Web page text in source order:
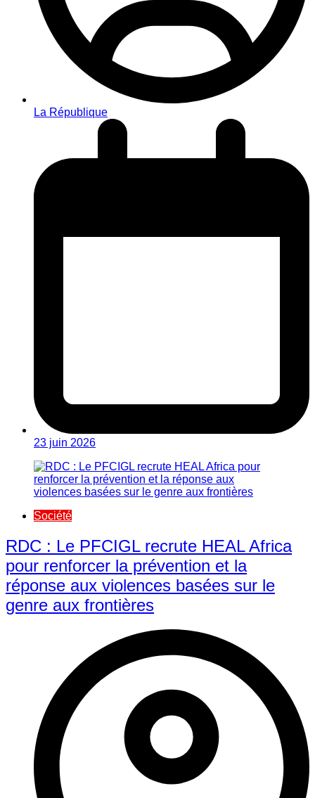
La République
23 juin 2026
Société
RDC : Le PFCIGL recrute HEAL Africa
pour renforcer la prévention et la
réponse aux violences basées sur le
genre aux frontières